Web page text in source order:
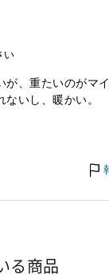
い
が、重たいのがマ
いし、暖かい。
る商品